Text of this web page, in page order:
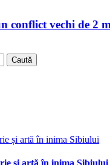
conflict vechi de 2